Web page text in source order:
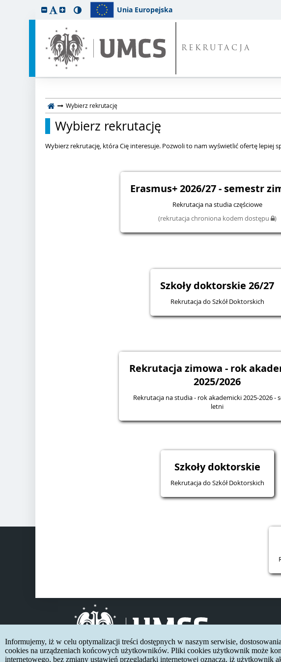
Unia Europejska
REKRUTACJA
Wybierz rekrutację
Wybierz rekrutację
Wybierz rekrutację, która Cię interesuje. Pozwoli to nam wyświetlić ofertę lepiej
Erasmus+ 2026/27 - semestr
Rekrutacja na studia częściowe
(rekrutacja chroniona kodem dostępu
)
Szkoły doktorskie 26/27
Rekrutacja do Szkół Doktorskich
Rekrutacja zimowa - rok
2025/2026
Rekrutacja na studia - rok akademicki 2025-2026 -
letni
Szkoły doktorskie
Rekrutacja do Szkół Doktorskich
Informujemy, iż w celu optymalizacji treści dostępnych w naszym serwisie,
cookies na urządzeniach końcowych użytkowników. Pliki cookies użytkownik może
internetowego, bez zmiany ustawień przeglądarki internetowej oznacza, iż użytkownik